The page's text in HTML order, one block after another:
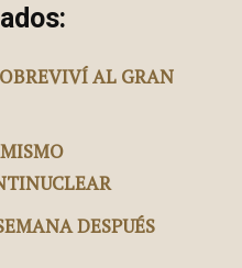
AL GRAN
DESPUÉS